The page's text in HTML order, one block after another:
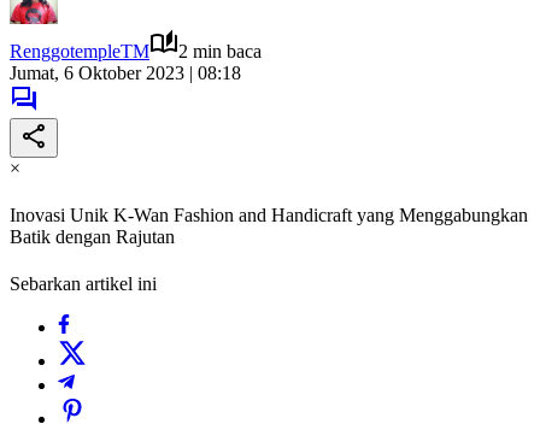
RenggotempleTM
2 min baca
Jumat, 6 Oktober 2023 | 08:18
×
Inovasi Unik K-Wan Fashion and Handicraft yang Menggabungkan
Batik dengan Rajutan
Sebarkan artikel ini